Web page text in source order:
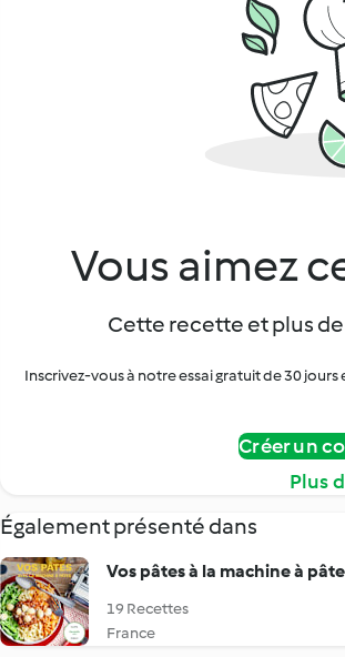
Vous aimez
Cette recette et plus
Inscrivez-vous à notre essai gratuit de 30
Créer un
Plus
Également présenté dans
Vos pâtes à la machine à
19 Recettes
France